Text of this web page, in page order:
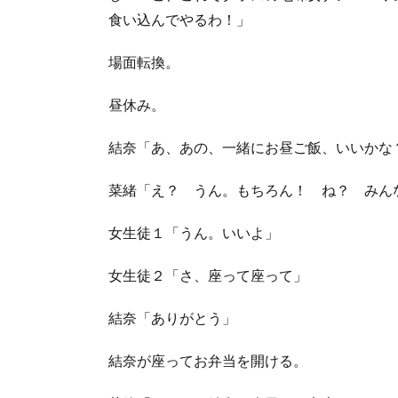
食い込んでやるわ！」
場面転換。
昼休み。
結奈「あ、あの、一緒にお昼ご飯、いいかな
菜緒「え？ うん。もちろん！ ね？ みん
女生徒１「うん。いいよ」
女生徒２「さ、座って座って」
結奈「ありがとう」
結奈が座ってお弁当を開ける。